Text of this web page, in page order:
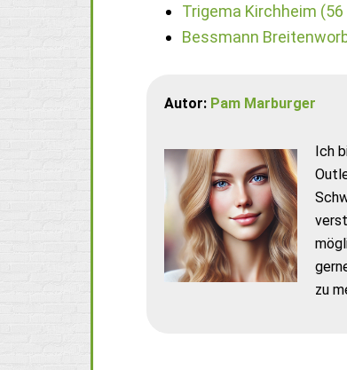
Trigema Kirchheim (56
Bessmann
Autor: Pam Marburger
Ich
zu